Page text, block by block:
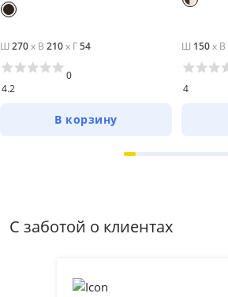
Ш 270x В 210x Г54
4.2
0
В корзину
Ш 150x В
4
С заботой о клиентах